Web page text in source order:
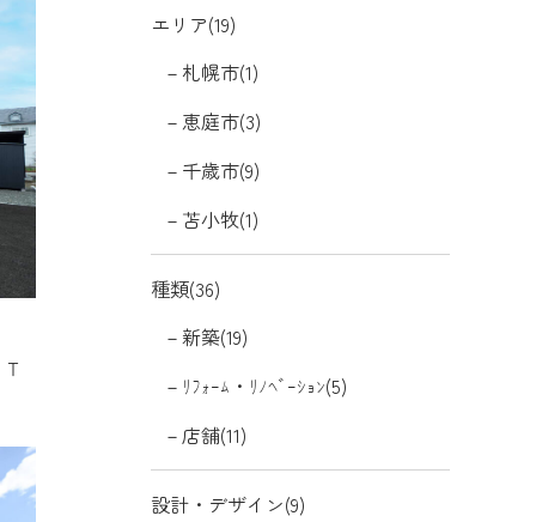
エリア(19)
札幌市(1)
恵庭市(3)
千歳市(9)
苫小牧(1)
種類(36)
新築(19)
ﾘﾌｫｰﾑ・ﾘﾉﾍﾞｰｼｮﾝ(5)
店舗(11)
設計・デザイン(9)